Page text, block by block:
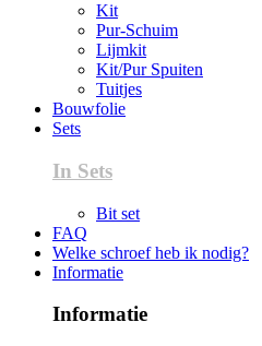
Kit
Pur-Schuim
Lijmkit
Kit/Pur Spuiten
Tuitjes
Bouwfolie
Sets
In Sets
Bit set
FAQ
Welke schroef heb ik nodig?
Informatie
Informatie